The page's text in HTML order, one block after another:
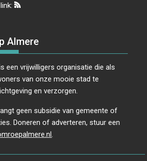
Almere
een vrijwilligers organisatie die als
van onze mooie stad te
en verzorgen.
geen subsidie van gemeente of
Doneren of adverteren, stuur een
.